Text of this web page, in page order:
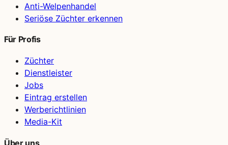
Anti-Welpenhandel
Seriöse Züchter erkennen
Für Profis
Züchter
Dienstleister
Jobs
Eintrag erstellen
Werberichtlinien
Media-Kit
Über uns